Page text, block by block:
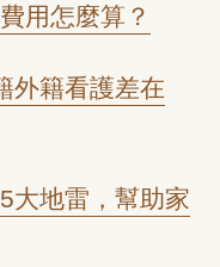
用怎麼算？
外籍看護差在
大地雷，幫助家